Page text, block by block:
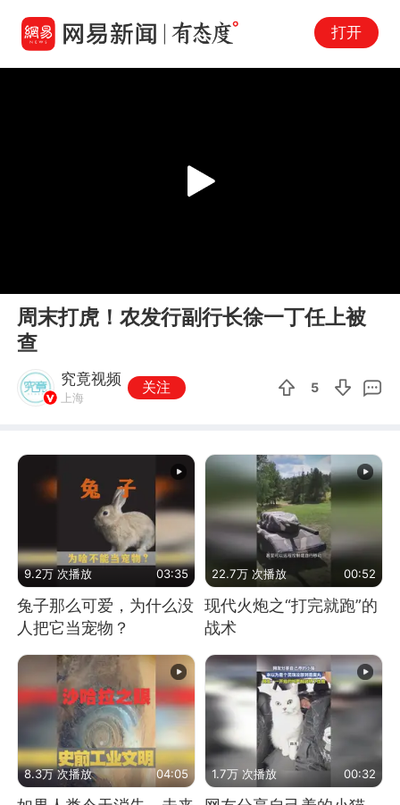
打开
Play
周末打虎！农发行副行长徐一丁任上被
查
究竟视频
上海
关注 5
9.2万 次播放 03:35
兔子那么可爱，为什么没
人把它当宠物？
22.7万 次播放 00:52
现代火炮之“打完就跑”的
战术
8.3万 次播放 04:05 1.7万 次播放 00:32